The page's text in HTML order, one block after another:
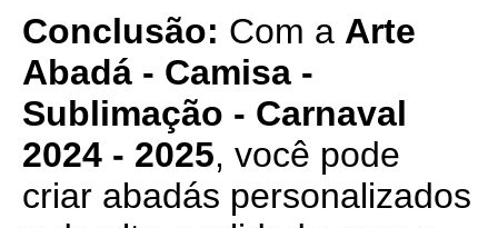
Conclusão: Com a Arte
Abadá - Camisa -
Sublimação - Carnaval
2024 - 2025, você pode
criar abadás personalizados